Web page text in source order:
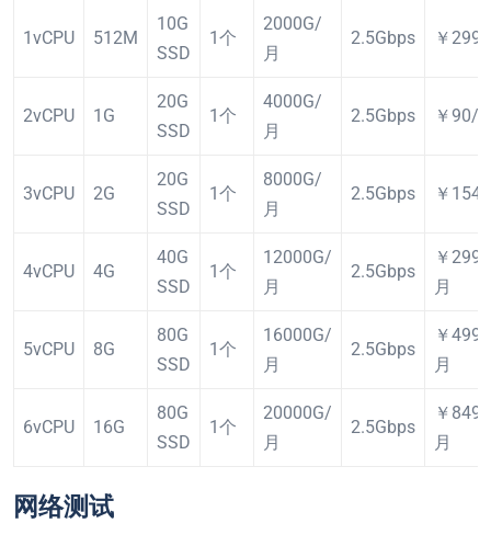
1vCPU 512M
10G
SSD
1个
2000G/
月
2.5Gbps ￥
2vCPU 1G
20G
SSD
1个
4000G/
月
2.5Gbps ￥90/
3vCPU 2G
20G
SSD
1个
8000G/
月
2.5Gbps ￥
4vCPU 4G
40G
SSD
1个
12000G/
月
2.5Gbps
￥
月
5vCPU 8G
80G
SSD
1个
16000G/
月
2.5Gbps
￥
月
6vCPU 16G
80G
SSD
1个
20000G/
月
2.5Gbps
￥
月
网络测试